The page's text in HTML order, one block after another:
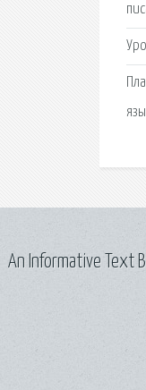
An Informative Text